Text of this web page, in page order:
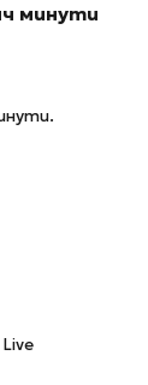
минути
Live